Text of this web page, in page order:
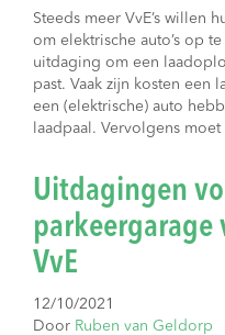
Steeds meer VvE’s willen
om elektrische auto’s op
uitdaging om een
past. Vaak zijn kosten een
een (elektrische) auto
laadpaal. Vervolgens
Uitdagingen
parkeergarage
VvE
12/10/2021
Door Ruben van Geldorp